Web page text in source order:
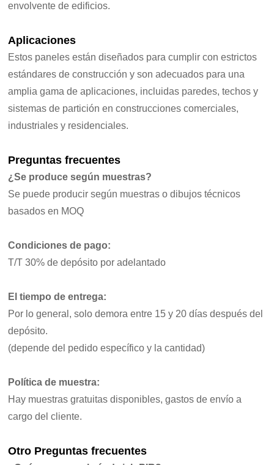
envolvente de edificios.
Aplicaciones
Estos paneles están diseñados para cumplir con estrictos
estándares de construcción y son adecuados para una
amplia gama de aplicaciones, incluidas paredes, techos y
sistemas de partición en construcciones comerciales,
industriales y residenciales.
Preguntas frecuentes
¿Se produce según muestras?
Se puede producir según muestras o dibujos técnicos
basados en MOQ
Condiciones de pago:
T/T 30% de depósito por adelantado
El tiempo de entrega:
Por lo general, solo demora entre 15 y 20 días después del
depósito.
(depende del pedido específico y la cantidad)
Política de muestra:
Hay muestras gratuitas disponibles, gastos de envío a
cargo del cliente.
Otro Preguntas frecuentes